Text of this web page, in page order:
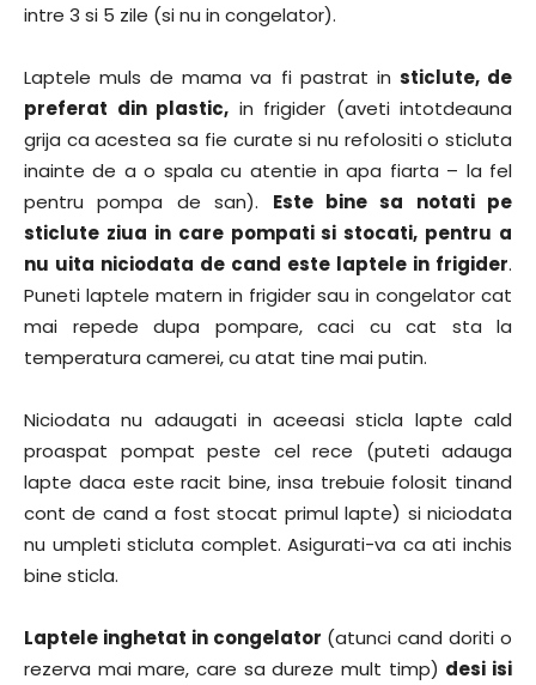
intre 3 si 5 zile (si nu in congelator).
Laptele muls de mama va fi pastrat in sticlute, de
preferat din plastic, in frigider (aveti intotdeauna
grija ca acestea sa fie curate si nu refolositi o sticluta
inainte de a o spala cu atentie in apa fiarta – la fel
pentru pompa de san). Este bine sa notati pe
sticlute ziua in care pompati si stocati, pentru a
nu uita niciodata de cand este laptele in frigider.
Puneti laptele matern in frigider sau in congelator cat
mai repede dupa pompare, caci cu cat sta la
temperatura camerei, cu atat tine mai putin.
Niciodata nu adaugati in aceeasi sticla lapte cald
proaspat pompat peste cel rece (puteti adauga
lapte daca este racit bine, insa trebuie folosit tinand
cont de cand a fost stocat primul lapte) si niciodata
nu umpleti sticluta complet. Asigurati-va ca ati inchis
bine sticla.
Laptele inghetat in congelator (atunci cand doriti o
rezerva mai mare, care sa dureze mult timp) desi isi